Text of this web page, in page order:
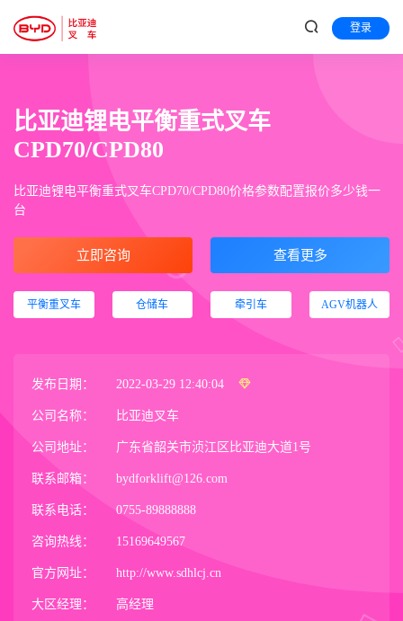
登录
比亚迪锂电平衡重式叉车
CPD70/CPD80
比亚迪锂电平衡重式叉车CPD70/CPD80价格参数配置报价多少钱一
台
立即咨询 查看更多
平衡重叉车 仓储车 牵引车 AGV机器人
发布日期： 2022-03-29 12:40:04
公司名称： 比亚迪叉车
公司地址： 广东省韶关市浈江区比亚迪大道1号
联系邮箱： bydforklift@126.com
联系电话： 0755-89888888
咨询热线： 15169649567
官方网址： http://www.sdhlcj.cn
大区经理： 高经理